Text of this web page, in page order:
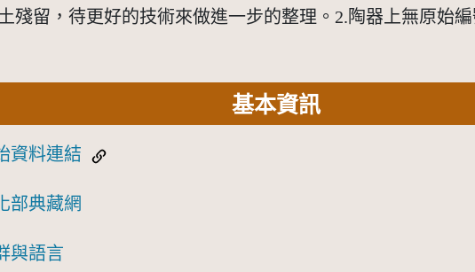
殘留，待更好的技術來做進一步的整理。2.陶器上無原始
基本資訊
資料連結
部典藏網
與語言